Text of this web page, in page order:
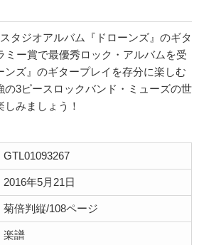
タジオアルバム『ドローンズ』のギタ
ミー賞で最優秀ロック・アルバムを受
ンズ』のギタープレイを存分に楽しむ
の3ピースロックバンド・ミューズの世
みましょう！
GTL01093267
2016年5月21日
菊倍判縦/108ページ
楽譜